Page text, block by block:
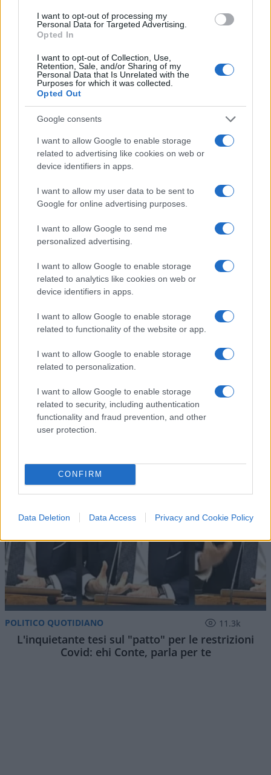
I want to opt-out of processing my
Personal Data for Targeted Advertising.
Opted In
I want to opt-out of Collection, Use,
Retention, Sale, and/or Sharing of my
Personal Data that Is Unrelated with the
Purposes for which it was collected.
Opted Out
Google consents
I want to allow Google to enable storage
related to advertising like cookies on web or
device identifiers in apps.
I want to allow my user data to be sent to
Google for online advertising purposes.
I want to allow Google to send me
personalized advertising.
I want to allow Google to enable storage
related to analytics like cookies on web or
device identifiers in apps.
I want to allow Google to enable storage
related to functionality of the website or app.
I want to allow Google to enable storage
related to personalization.
I want to allow Google to enable storage
related to security, including authentication
functionality and fraud prevention, and other
user protection.
CONFIRM
Data Deletion Data Access Privacy and Cookie Policy
8 Aprile 2026, 17:44 17:44
Ma Trump non fa già tutto quello che gli dice giuseppi?
Rispondi
Tommaso_Ve
8 Aprile 2026, 17:37 17:37
Femtocefali . . . . . . . . .
Rispondi
IL PIÙ LETTO DEL MESE
POLITICO QUOTIDIANO 11.3k
L'inquietante tesi sul "patto" per le restrizioni
Covid: ehi Conte, parla per te